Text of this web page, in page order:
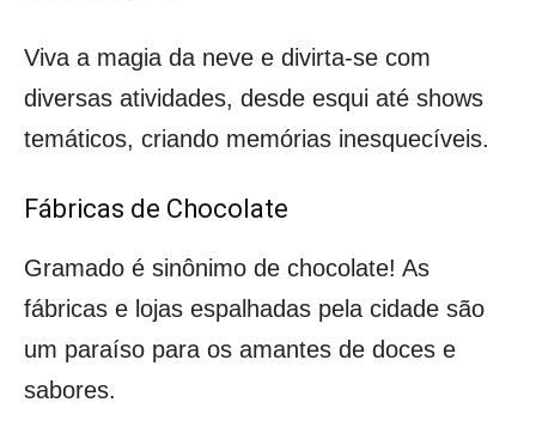
Viva a magia da neve e divirta-se com
diversas atividades, desde esqui até shows
temáticos, criando memórias inesquecíveis.
Fábricas de Chocolate
Gramado é sinônimo de chocolate! As
fábricas e lojas espalhadas pela cidade são
um paraíso para os amantes de doces e
sabores.